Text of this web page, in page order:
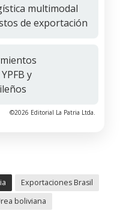
multimodal
de exportación
y
©2026 Editorial La Patria Ltda.
Exportaciones Brasil
boliviana